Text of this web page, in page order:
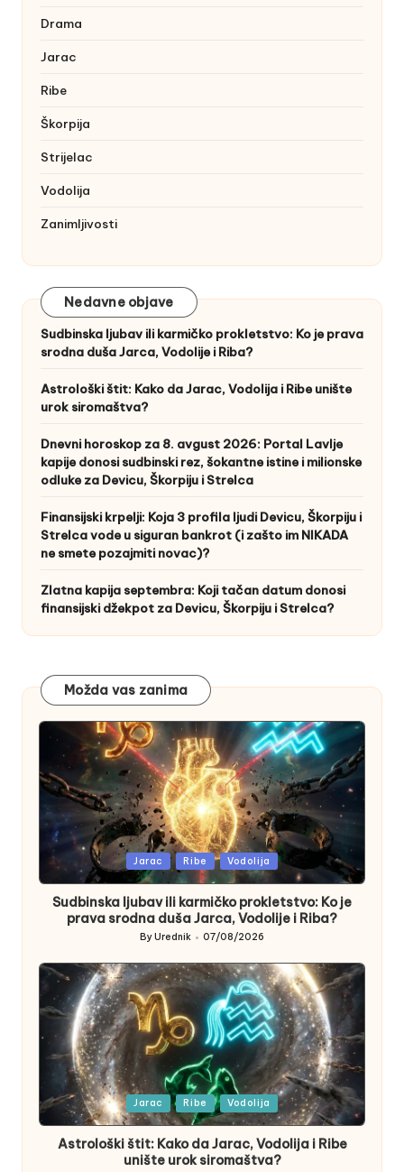
Drama
Jarac
Ribe
Škorpija
Strijelac
Vodolija
Zanimljivosti
Nedavne objave
Sudbinska ljubav ili karmičko prokletstvo: Ko je prava
srodna duša Jarca, Vodolije i Riba?
Astrološki štit: Kako da Jarac, Vodolija i Ribe unište
urok siromaštva?
Dnevni horoskop za 8. avgust 2026: Portal Lavlje
kapije donosi sudbinski rez, šokantne istine i milionske
odluke za Devicu, Škorpiju i Strelca
Finansijski krpelji: Koja 3 profila ljudi Devicu, Škorpiju i
Strelca vode u siguran bankrot (i zašto im NIKADA
ne smete pozajmiti novac)?
Zlatna kapija septembra: Koji tačan datum donosi
finansijski džekpot za Devicu, Škorpiju i Strelca?
Možda vas zanima
Posted
Jarac Ribe Vodolija
Sudbinska ljubav ili karmičko prokletstvo: Ko je
prava srodna duša Jarca, Vodolije i Riba?
Posted
by
ByUrednik 07/08/2026
Posted
Jarac Ribe Vodolija
Astrološki štit: Kako da Jarac, Vodolija i Ribe
unište urok siromaštva?